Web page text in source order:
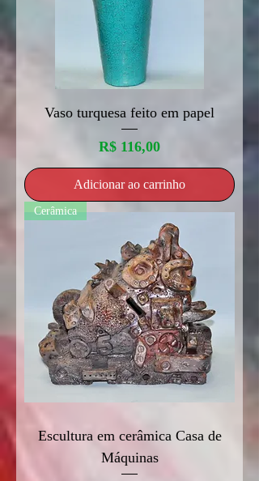
Vaso turquesa feito em papel
Preço
R$ 116,00
Adicionar ao carrinho
Cerâmica
Escultura em cerâmica Casa de
Máquinas